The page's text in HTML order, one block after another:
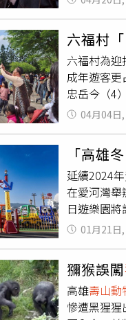
行環境豐
與動物相
設施等相關
於辦理親
命教育，可
之經費，
規，並定期
重要的社會
損害動物
出浪漫情愫
受至少３
便拍攝經驗
往紐約取
度，刺骨寒
溫度竟飆
限公司製
與愛情的
六福村
六福村為
成年遊客
忠岳今（4
18歲免費
量人潮，
少青少年
佳，4點
臉書發文
童、青少
們表示有
郊區、幾百
運輸，不
士尼玩到趕
園導致疏散
作為。對
大多集中
04月04日
「高雄
延續2024
在愛河灣
日遊樂園
機械及氣墊
園設置氣
供小朋友
塞。（圖／
週日及年假
施之外，
01月21日
獼猴誤闖
高雄壽山動
慘遭黑猩